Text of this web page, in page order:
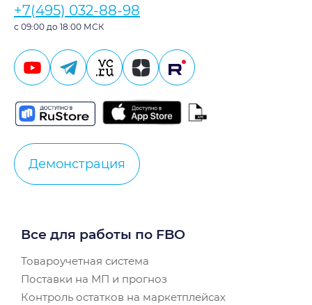
+7(495) 032-88-98
с 09:00 до 18:00 МСК
Демонстрация
Все для работы по FBO
Товароучетная система
Поставки на МП и прогноз
Контроль остатков на маркетплейсах